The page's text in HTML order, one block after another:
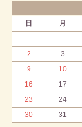
日 月
2
3
9
10
16
17
23
24
30
31